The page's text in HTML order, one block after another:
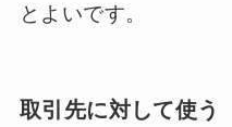
とよいです。
取引先に対して使う